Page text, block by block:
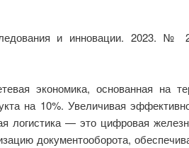
и инновации. 2023. №
экономика, основанная на
на 10%. Увеличивая
логистика — это цифровая
документооборота,